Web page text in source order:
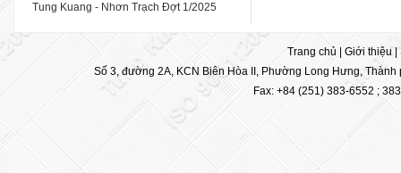
Tung Kuang - Nhơn Trạch Đợt 1/2025
Trang chủ Giới thiệu|
Số 3, đường 2A, KCN Biên Hòa II, Phường Long Hưng,
Fax: +84 (251) 383-6552 ;